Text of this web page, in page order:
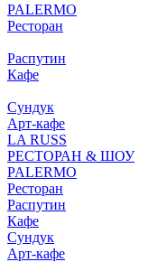
PALERMO
Ресторан
Распутин
Кафе
Сундук
Арт-кафе
LA RUSS
РЕСТОРАН & ШОУ
PALERMO
Ресторан
Распутин
Кафе
Сундук
Арт-кафе